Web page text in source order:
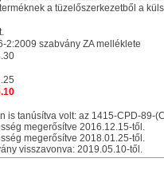
a tüzelőszerkezetből a
2:2009 szabvány ZA melléklete
is tanúsítva volt: az 1415-CPD-89-
megerősítve 2016.12.15-től.
megerősítve 2018.01.25-től.
visszavonva: 2019.05.10-től.